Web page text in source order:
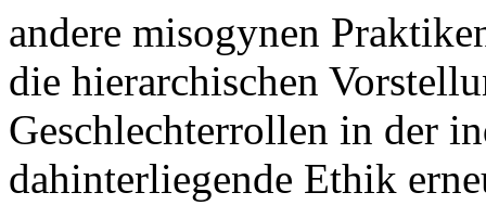
andere misogynen
die hierarchischen
Geschlechterrollen in der
dahinterliegende Ethik